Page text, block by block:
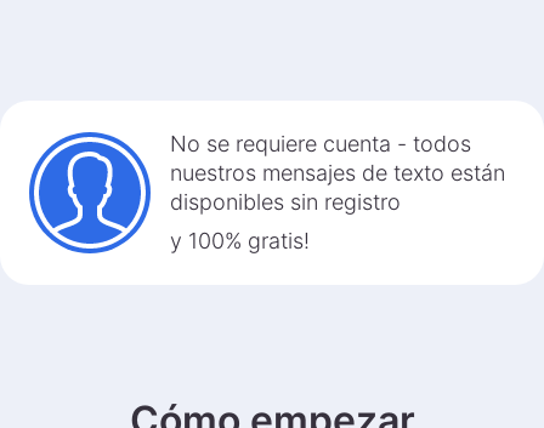
No se requiere cuenta - todos
nuestros mensajes de texto están
disponibles sin registro
y 100% gratis!